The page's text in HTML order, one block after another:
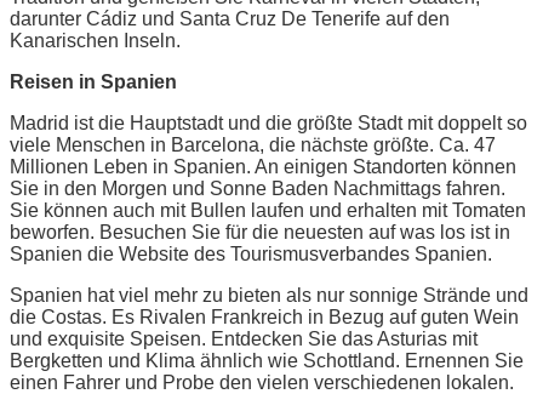
darunter Cádiz und Santa Cruz De Tenerife auf den
Kanarischen Inseln.
Reisen in Spanien
Madrid ist die Hauptstadt und die größte Stadt mit doppelt so
viele Menschen in Barcelona, die nächste größte. Ca. 47
Millionen Leben in Spanien. An einigen Standorten können
Sie in den Morgen und Sonne Baden Nachmittags fahren.
Sie können auch mit Bullen laufen und erhalten mit Tomaten
beworfen. Besuchen Sie für die neuesten auf was los ist in
Spanien die Website des Tourismusverbandes Spanien.
Spanien hat viel mehr zu bieten als nur sonnige Strände und
die Costas. Es Rivalen Frankreich in Bezug auf guten Wein
und exquisite Speisen. Entdecken Sie das Asturias mit
Bergketten und Klima ähnlich wie Schottland. Ernennen Sie
einen Fahrer und Probe den vielen verschiedenen lokalen.